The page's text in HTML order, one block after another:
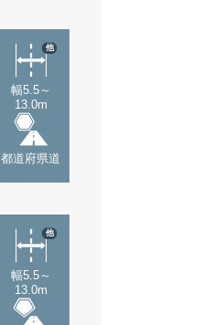
幅5.5～
13.0m
他
都道府県道
幅5.5～
13.0m
他